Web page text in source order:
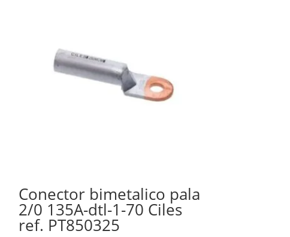
Conector bimetalico pala
2/0 135A-dtl-1-70 Ciles
ref. PT850325